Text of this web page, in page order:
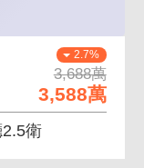
2.7%
3,688萬
3,588萬
衛